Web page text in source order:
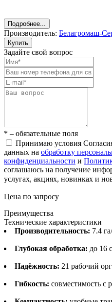
Подробнее...
Производитель: Белагромаш-
Купить
Задайте свой вопрос
* – обязательные поля
Принимаю условия
данных на обработку
конфиденциальности и
соглашаюсь на получение
услугах, акциях, новинках и
Цена по запросу
Преимущества
Технические характеристики
Производительность: 7.4
Глубокая обработка: до 16
Надёжность: 21 рабочий
Гибкость: совместимость с